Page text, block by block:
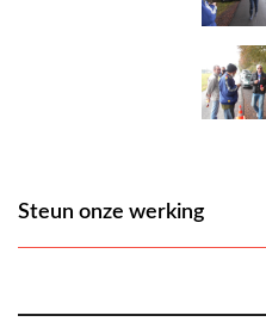
Steun onze werking